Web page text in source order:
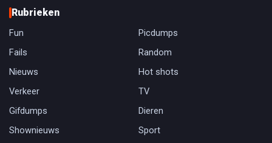
Rubrieken
Fun
Picdumps
Fails
Random
Nieuws
Hot shots
Verkeer
TV
Gifdumps
Dieren
Shownieuws
Sport